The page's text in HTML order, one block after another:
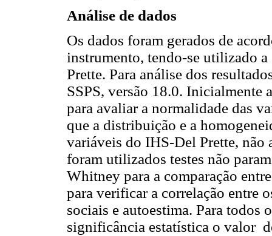
Análise de dados
Os dados foram gerados de
instrumento, tendo-se utilizado
Prette. Para análise dos
SSPS, versão 18.0.
para avaliar a normalidade das
que a distribuição e a
variáveis do IHS-Del Prette, não
foram utilizados testes não
Whitney para a comparação
para verificar a correlação entre
sociais e autoestima. Para todos
significância estatística o valor